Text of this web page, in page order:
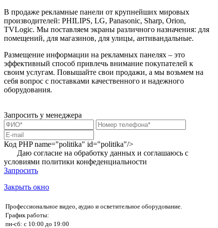
В продаже рекламные панели от крупнейших мировых
производителей: PHILIPS, LG, Panasonic, Sharp, Orion,
TVLogic. Мы поставляем экраны различного назначения: для
помещений, для магазинов, для улицы, антивандальные.
Размещение информации на рекламных панелях – это
эффективный способ привлечь внимание покупателей к
своим услугам. Повышайте свои продажи, а мы возьмем на
себя вопрос с поставками качественного и надежного
оборудования.
Запросить у менеджера
Код PHPname="politika" id="politika"/>
Даю согласие на обработку данных и соглашаюсь с
условиями политики конфеденциальности
Запросить
Закрыть окно
Профессиональное видео, аудио и осветительное оборудование.
График работы:
пн-сб: с 10:00 до 19:00